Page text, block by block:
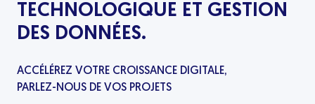
Renforcez la gestion documentaire et le
TECHNOLOGIQUE ET GESTION
DES DONNÉES.
ACCÉLÉREZ VOTRE CROISSANCE DIGITALE,
PARLEZ-NOUS DE VOS PROJETS